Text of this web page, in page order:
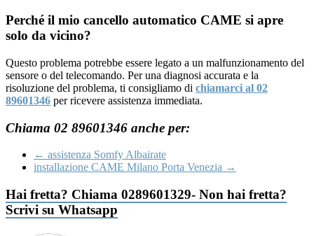
Perché il mio cancello automatico CAME si apre
solo da vicino?
Questo problema potrebbe essere legato a un malfunzionamento del
sensore o del telecomando. Per una diagnosi accurata e la
risoluzione del problema, ti consigliamo di chiamarci al 02
89601346 per ricevere assistenza immediata.
Chiama 02 89601346 anche per:
← assistenza Somfy Albairate
installazione CAME Milano Porta Venezia →
Hai fretta? Chiama 0289601329- Non hai fretta?
Scrivi su Whatsapp